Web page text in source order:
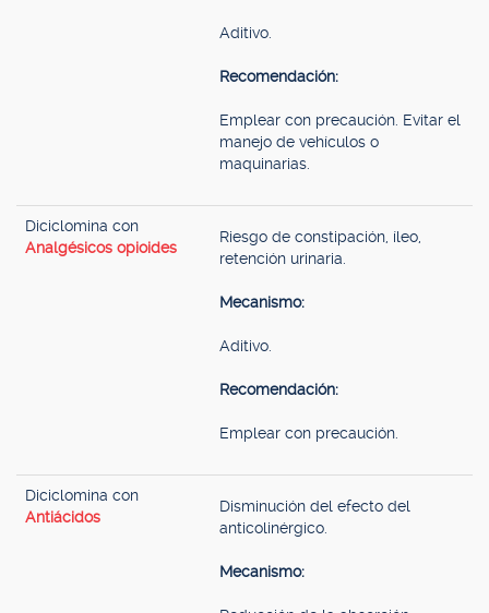
Aditivo.
Recomendación:
Emplear con precaución. Evitar el
manejo de vehículos o
maquinarias.
Diciclomina con
Analgésicos opioides
Riesgo de constipación, íleo,
retención urinaria.
Mecanismo:
Aditivo.
Recomendación:
Emplear con precaución.
Diciclomina con
Antiácidos
Disminución del efecto del
anticolinérgico.
Mecanismo: